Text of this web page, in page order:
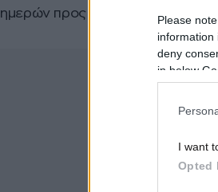
Please
information
deny
in below
I want
Opted
ημερών προς εξόφληση, η οποία